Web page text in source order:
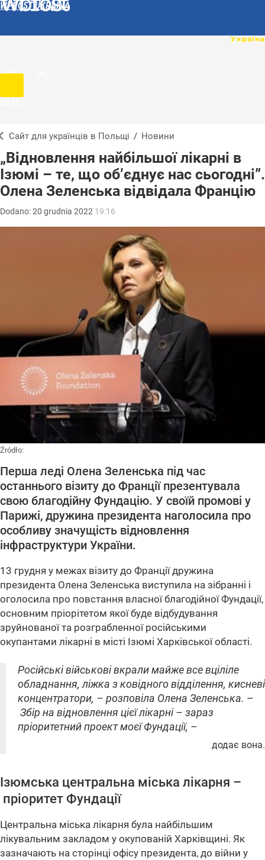
WPROST UKRAINA
UA
Сайт для українців в Польщі / Новини
„Відновлення найбільшої лікарні в
Ізюмі – те, що об’єднує нас сьогодні”.
Олена Зеленська відвідала Францію
Dodano:20 grudnia 2022 19:16
Źródło:
Перша леді Олена Зеленська під час
останнього візиту до Франції презентувала
свою благодійну Фундацію. У своїй промові у
Парижі, дружина президента наголосила про
особливу значущість відновлення
інфраструктури України.
13 грудня у межах візиту до Франції дружина
президента Олена Зеленська виступила на зібранні і
оголосила про повстання власної благодійної Фундації,
основним пріорітетом якої буде відбудування
зруйнованої та розграбленної російськими
окупантами лікарні в місті Ізюмі Харківської області.
Російські військові вкрали майже все вціліле
обладнання, ліжка з ковідного відділення, кисневі
концентратори, – розповіла Олена Зеленська. –
Збір на відновлення цієї лікарні – зараз
пріоритетний проект моєї Фундації, –
додає вона.
Ізюмська центральна міська лікарня –
пріоритет Фундації
Центральна міська лікарня була найбільшим
лікувальним закладом у окупованій Харківщині. Як
зазначають на сторінці офісу президента, до війни у